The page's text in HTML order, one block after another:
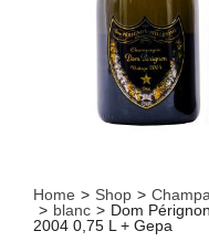
Home > Shop >
> blanc > Dom
2004 0,75 L + Gepa